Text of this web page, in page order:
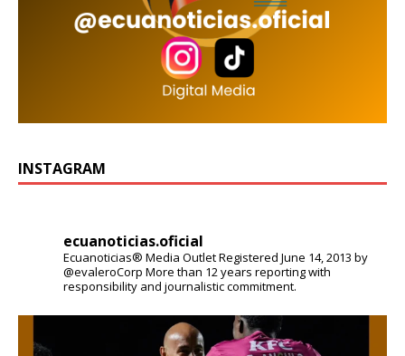
INSTAGRAM
ecuanoticias.oficial
Ecuanoticias® Media OutletRegistered June 14, 2013 by
@evaleroCorp More than 12 years reporting with
responsibility and journalistic commitment.